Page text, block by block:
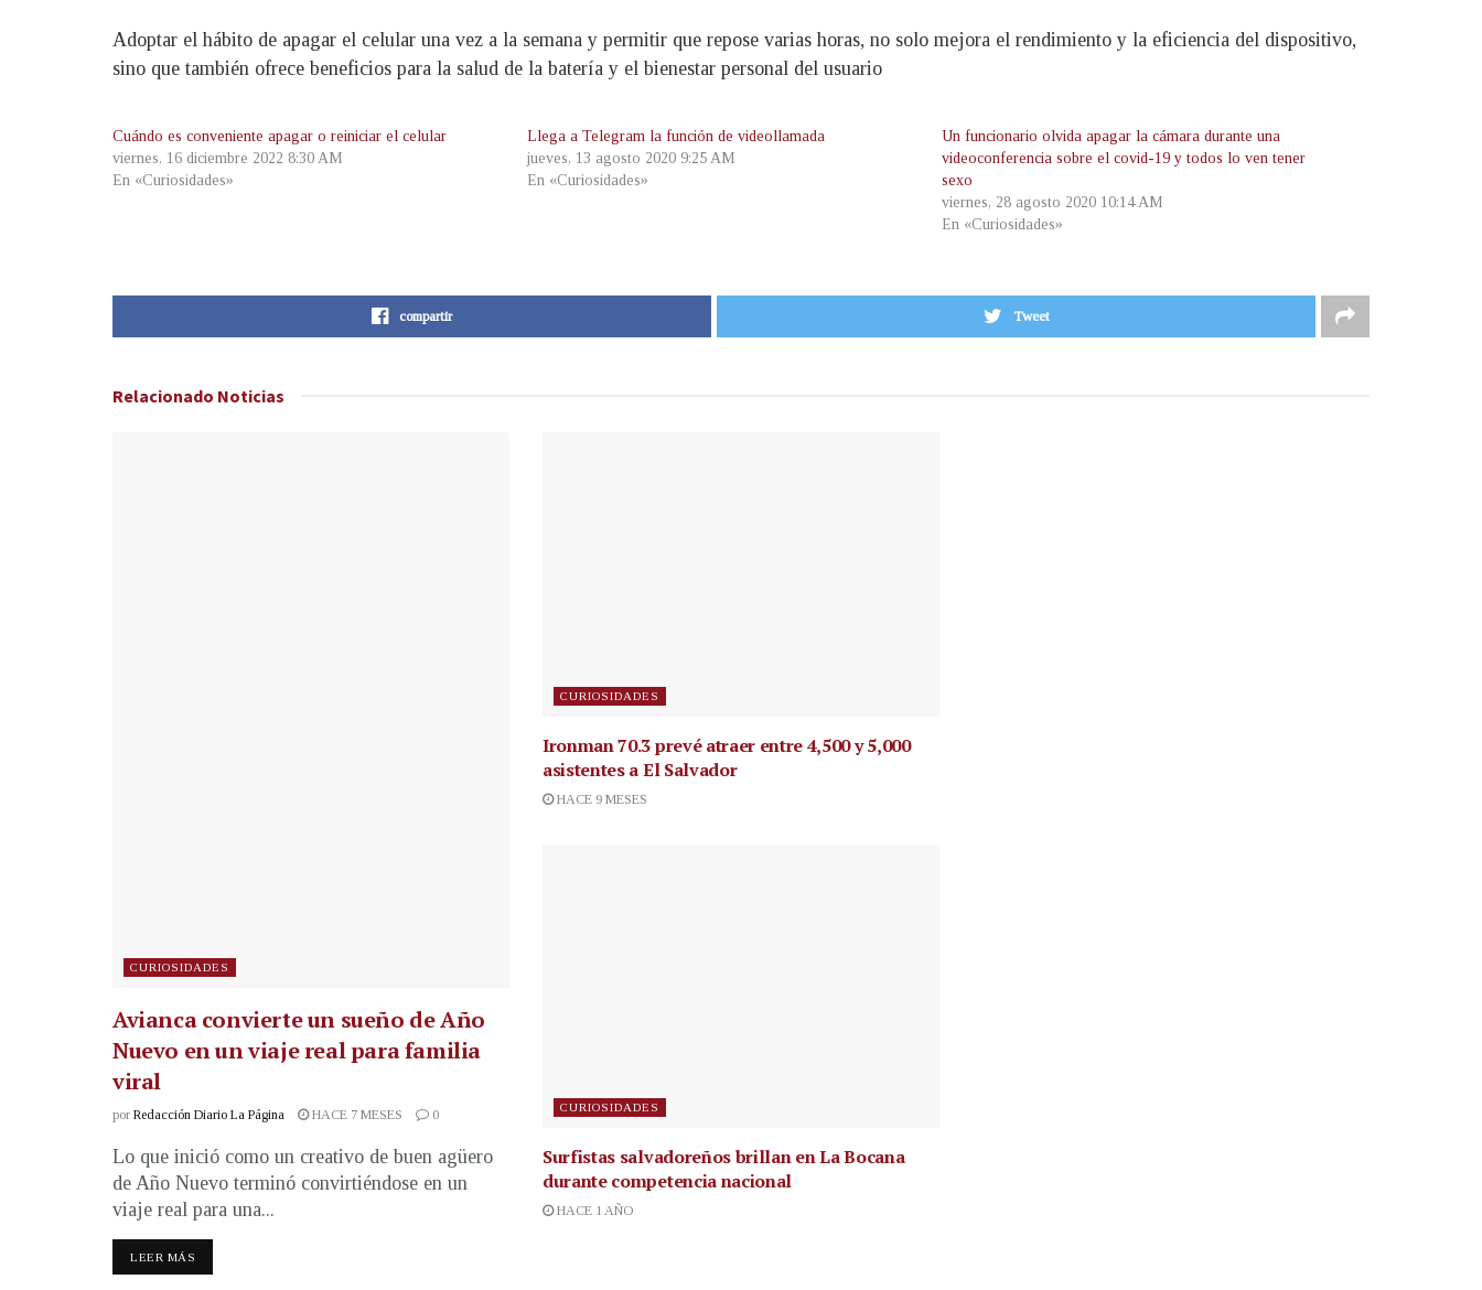
Adoptar el hábito de apagar el celular una vez a la semana y permitir que repose varias horas, no solo mejora el rendimiento y la eficiencia del dispositivo,
sino que también ofrece beneficios para la salud de la batería y el bienestar personal del usuario
Cuándo es conveniente apagar o reiniciar el celular
viernes, 16 diciembre 2022 8:30 AM
En «Curiosidades»
Llega a Telegram la función de videollamada
jueves, 13 agosto 2020 9:25 AM
En «Curiosidades»
Un funcionario olvida apagar la cámara durante una
videoconferencia sobre el covid-19 y todos lo ven tener
sexo
viernes, 28 agosto 2020 10:14 AM
En «Curiosidades»
compartir Tweet
Relacionado Noticias
CURIOSIDADES
Avianca convierte un sueño de Año
Nuevo en un viaje real para familia
viral
por Redacción Diario La Página HACE 7 MESES 0
Lo que inició como un creativo de buen agüero
de Año Nuevo terminó convirtiéndose en un
viaje real para una...
LEER MÁS
CURIOSIDADES
Ironman 70.3 prevé atraer entre 4,500 y 5,000
asistentes a El Salvador
HACE 9 MESES
CURIOSIDADES
Surfistas salvadoreños brillan en La Bocana
durante competencia nacional
HACE 1 AÑO